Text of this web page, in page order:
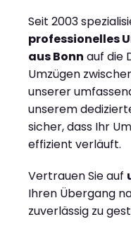
Seit 2003
professionelles
aus Bonn auf die
Umzügen
unserer
unserem
sicher, dass Ihr
effizient verläuft.
Vertrauen Sie auf
Ihren Übergang
zuverlässig zu